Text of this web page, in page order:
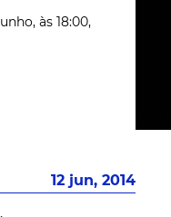
às 18:00,
12 jun, 2014